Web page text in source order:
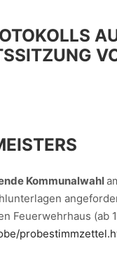
Kommunalwahl
Feuerwehrhaus (ab